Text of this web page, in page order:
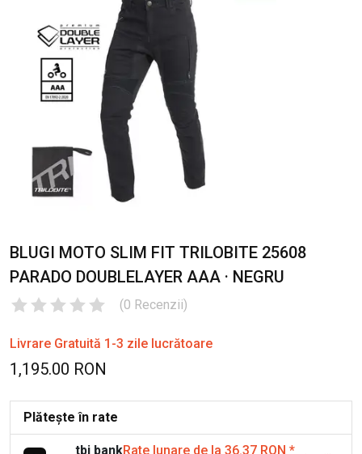
BLUGI MOTO SLIM FIT TRILOBITE 25608
PARADO DOUBLELAYER AAA · NEGRU
(0 Recenzii)
Livrare Gratuită 1-3 zile lucrătoare
1,195.00 RON
Plătește în rate
tbi bankRate lunare de la 36.37 RON *